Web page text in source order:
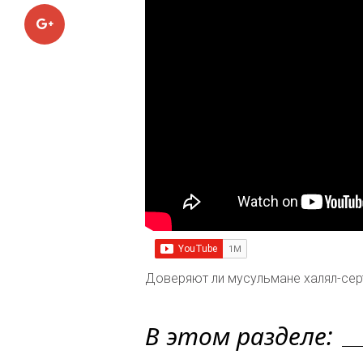
Google+
Доверяют ли мусульмане халял-
В этом разделе: